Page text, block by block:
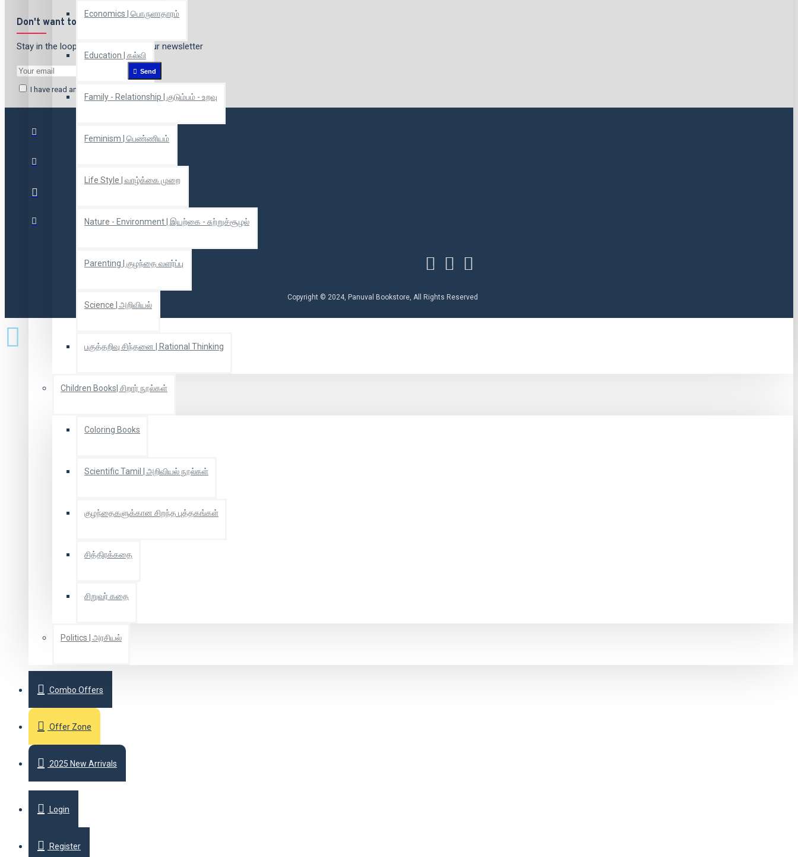
Economics | பொருளாதாரம்
Education | கல்வி
Family - Relationship | குடும்பம் - உறவு
Feminism | பெண்ணியம்
Life Style | வாழ்க்கை முறை
Nature - Environment | இயற்கை - சுற்றுச்சூழல்
Parenting | குழந்தை வளர்ப்பு
Science | அறிவியல்
பகுத்தறிவு சிந்தனை | Rational Thinking
Children Books| சிறார் நூல்கள்
Coloring Books
Scientific Tamil | அறிவியல் நூல்கள்
குழந்தைகளுக்கான சிறந்த புத்தகங்கள்
சித்திரக்கதை
சிறுவர் கதை
Politics | அரசியல்
Combo Offers
Offer Zone
2025 New Arrivals
Login
Register
Don't want to miss out?
Stay in the loop by signing up for our newsletter
Send
I have read and agree to the
Copyright © 2024, Panuval Bookstore, All Rights Reserved